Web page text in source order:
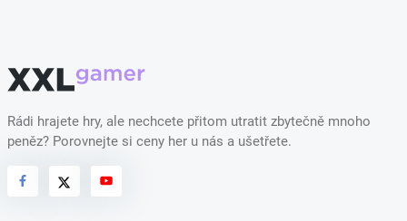
Rádi hrajete hry, ale nechcete přitom utratit zbytečně mnoho
peněz? Porovnejte si ceny her u nás a ušetřete.